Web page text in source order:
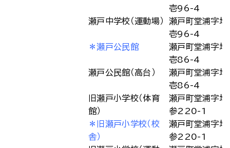
壱96-4
瀬戸中学校（運動場）
瀬戸町堂浦字地
壱96-4
＊瀬戸公民館
瀬戸町堂浦字地
壱86-4
瀬戸公民館（高台）
瀬戸町堂浦字地
壱86-4
旧瀬戸小学校（体育
館）
瀬戸町堂浦字地
参220-1
＊旧瀬戸小学校（校
舎）
瀬戸町堂浦字地
参220-1